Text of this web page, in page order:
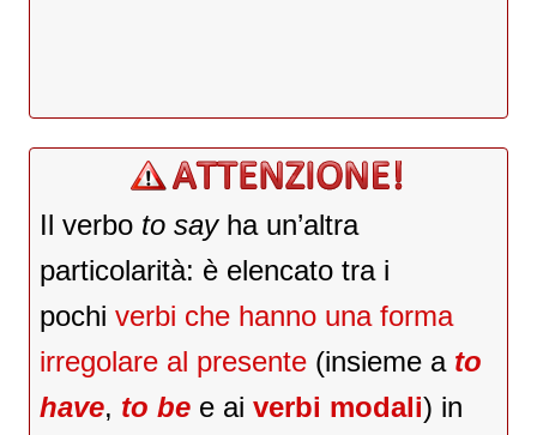
Il verbo to sayha un’altra
particolarità: è elencato tra i
pochi verbi che hanno una forma
irregolare al presente (insieme a to
have, to be e ai verbi modali) in